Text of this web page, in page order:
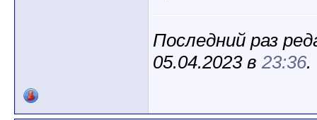
Последний раз
05.04.2023 в 23:36.